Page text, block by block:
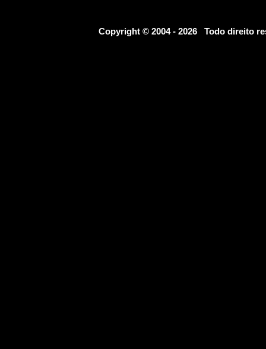
Copyright © 2004 - 2026 Todo direito